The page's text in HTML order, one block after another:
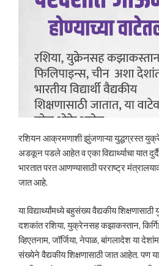
रशियन आक्रमणाशी झुंजणाऱ्या युद्धग्रस्त
अडकून पडले आहेत व एका विद्यार्थ्याचा यात
भारतात परत आणण्यासाठी परराष्ट्र
जात आहे.
या विद्यार्थ्यांमध्ये बहुसंख्य वैद्यकीय
दशकांत रशिया, युक्रेनसह कझाकस्तान,
व्हिएतनाम, जॉर्जिया, नेपाळ, बांगलादेश या
संख्येने वैद्यकीय शिक्षणासाठी जात आहेत. पण या